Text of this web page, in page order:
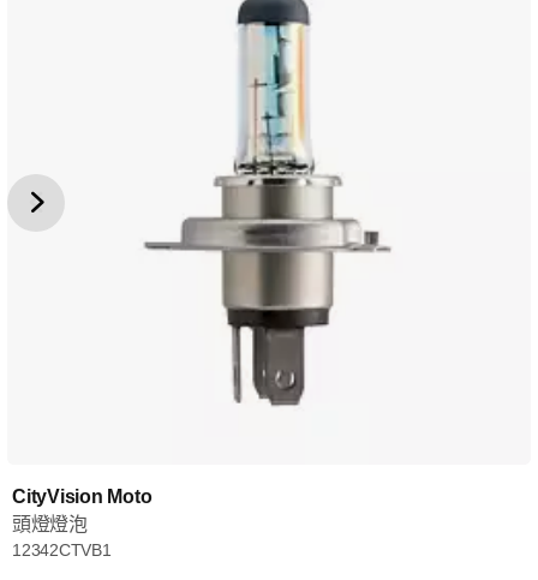
CityVision Moto
頭燈燈泡
12342CTVB1